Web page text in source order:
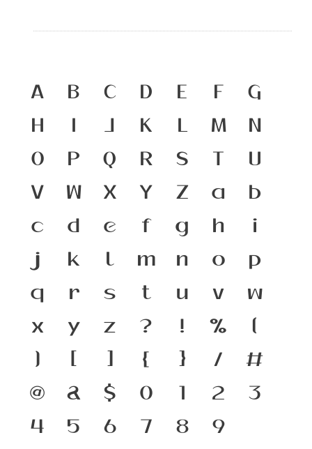
A B C D E F G
H
I J K L M N
O P Q R S T
U
V W X Y Z a
b
c d e f g h
i
j
k l m n o p
q
r s t u v w
x
y z ? ! %
(
)
[ ] { } / #
@ & $ 0 1 2 3
4 5 6 7 8 9